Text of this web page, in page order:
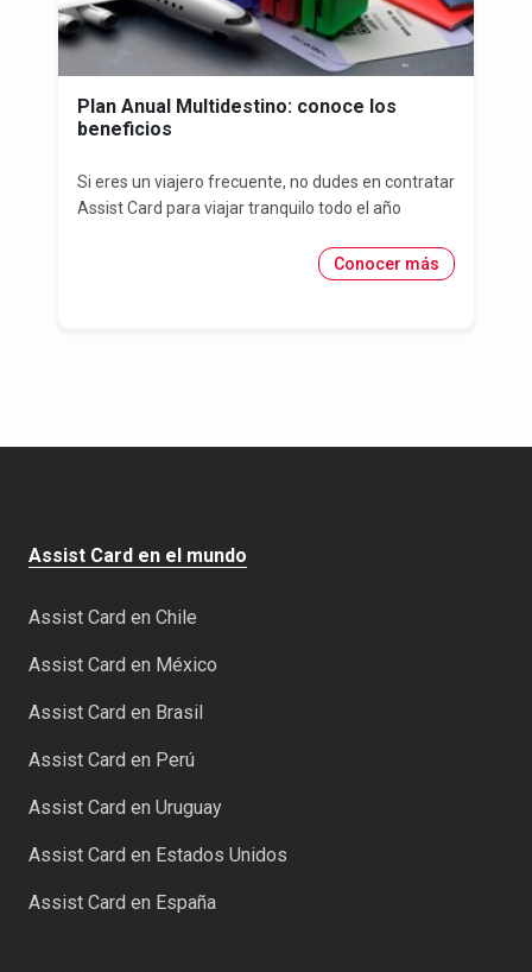
Plan Anual Multidestino: conoce los
beneficios
Si eres un viajero frecuente, no dudes en contratar
Assist Card para viajar tranquilo todo el año
Conocer más
Assist Card en el mundo
Assist Card en Chile
Assist Card en México
Assist Card en Brasil
Assist Card en Perú
Assist Card en Uruguay
Assist Card en Estados Unidos
Assist Card en España